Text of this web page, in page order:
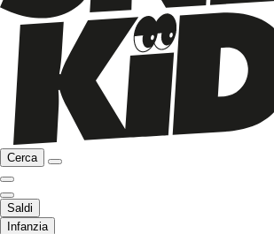
Cerca
Saldi
Infanzia